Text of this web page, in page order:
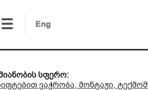
სფერო:
ვაჭრობა, მონტაჟი,